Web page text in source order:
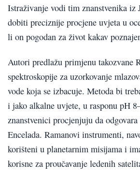
Istraživanje vodi tim znanstvenika iz
dobiti preciznije procjene uvjeta u
li on pogodan za život kakav
Autori predlažu primjenu takozvane
spektroskopije za uzorkovanje
vode koja se izbacuje. Metoda bi
i jako alkalne uvjete, u rasponu pH
znanstvenici procjenjuju da
Encelada. Ramanovi instrumenti,
korišteni u planetarnim misijama i
korisne za proučavanje ledenih